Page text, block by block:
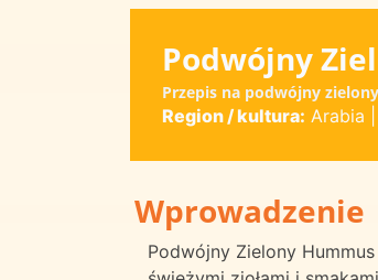
Podwójny
Przepis na podwójny
Region / kultura: Arabia
Wprowadzenie
Podwójny Zielony